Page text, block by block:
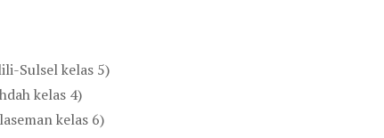
Sulsel kelas 5)
kelas 4)
kelas 6)